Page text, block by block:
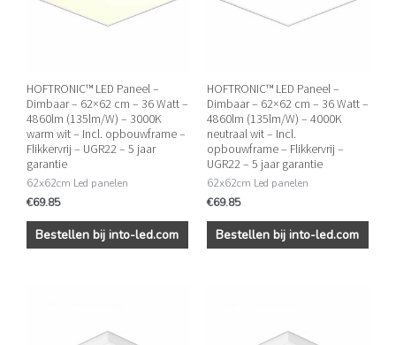
HOFTRONIC™ LED Paneel –
Dimbaar – 62×62 cm – 36 Watt –
4860lm (135lm/W) – 3000K
warm wit – Incl. opbouwframe –
Flikkervrij – UGR22 – 5 jaar
garantie
62x62cm Led panelen
€69.85
Bestellen bij into-led.com
HOFTRONIC™ LED Paneel –
Dimbaar – 62×62 cm – 36 Watt –
4860lm (135lm/W) – 4000K
neutraal wit – Incl.
opbouwframe – Flikkervrij –
UGR22 – 5 jaar garantie
62x62cm Led panelen
€69.85
Bestellen bij into-led.com